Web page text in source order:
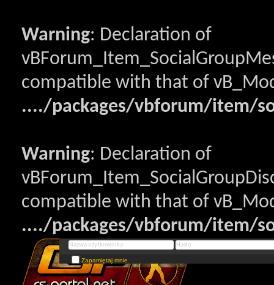
Warning: Declaration of
compatible with that of
..../packages/vbforum/item/
Warning: Declaration of
compatible with that of
..../packages/vbforum/item/
Zapamiętaj mnie